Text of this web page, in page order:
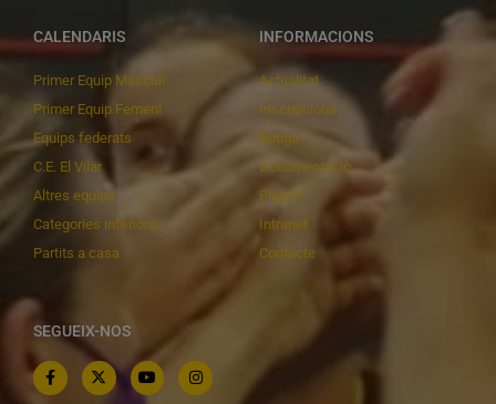
CALENDARIS
Primer Equip Masculí
Primer Equip Femení
Equips federats
C.E. El Vilar
Altres equips
Categories inferiors
Partits a casa
INFORMACIONS
Actualitat
Inscripcions
Botiga
Documentació
Playoff
Intranet
Contacte
SEGUEIX-NOS